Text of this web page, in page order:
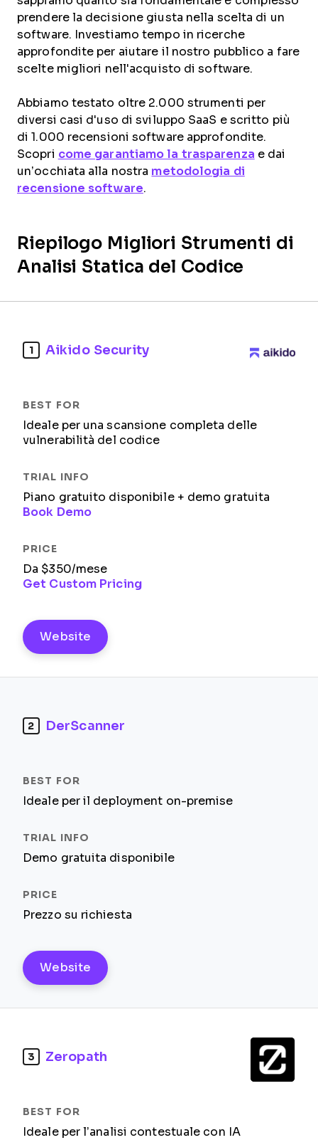
prendere la decisione giusta nella scelta di un
software. Investiamo tempo in ricerche
approfondite per aiutare il nostro pubblico a fare
scelte migliori nell'acquisto di software.
Abbiamo testato oltre 2.000 strumenti per
diversi casi d'uso di sviluppo SaaS e scritto più
di 1.000 recensioni software approfondite.
Scopri come garantiamo la trasparenza e dai
un’occhiata alla nostra metodologia di
recensione software.
Riepilogo Migliori Strumenti di
Analisi Statica del Codice
1 Aikido Security
Ideale per una scansione completa delle
vulnerabilità del codice
Piano gratuito disponibile + demo gratuita
Book Demo
Da $350/mese
Get Custom Pricing
Website
2 DerScanner
Ideale per il deployment on-premise
Demo gratuita disponibile
Prezzo su richiesta
Website
3 Zeropath
Ideale per l’analisi contestuale con IA